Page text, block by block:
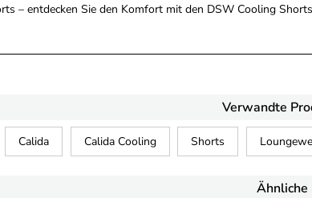
– entdecken Sie den Komfort mit den DSW Cooling
Verwandte
Calida Calida Cooling Shorts
Ähnliche